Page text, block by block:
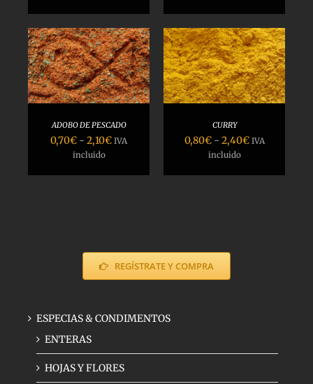
0,70€
hasta
2,80€
0,70€
hasta
2,10€
ADOBO DE PESCADO
0,70€ - 2,10€Rango
IVA
incluido
SELECCIONAR
OPCIONES
/
DETALLES
CURRY
0,80€ - 2,40€Rango
IVA
incluido
REGÍSTRATE Y COMPRA
ESPECIAS & CONDIMENTOS
ENTERAS
HOJAS Y FLORES